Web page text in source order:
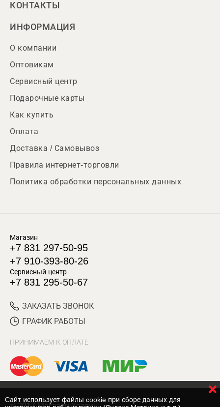
КОНТАКТЫ
ИНФОРМАЦИЯ
О компании
Оптовикам
Сервисный центр
Подарочные карты
Как купить
Оплата
Доставка / Самовывоз
Правила интернет-торговли
Политика обработки персональных данных
Магазин
+7 831 297-50-95
+7 910-393-80-26
Сервисный центр
+7 831 295-50-67
ЗАКАЗАТЬ ЗВОНОК
ГРАФИК РАБОТЫ
ПРИНИМАЕМ К ОПЛАТЕ
Cайт использует файлы cookie при сборе данных для